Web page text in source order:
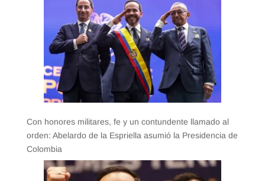
Con honores militares, fe y un contundente llamado al
orden: Abelardo de la Espriella asumió la Presidencia de
Colombia